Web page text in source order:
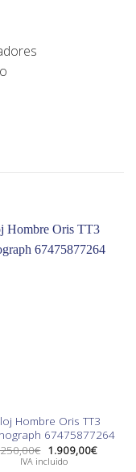
Hombre Oris TT3
67475877264
€ El
precio
1.909,00€El
precio
IVA incluido